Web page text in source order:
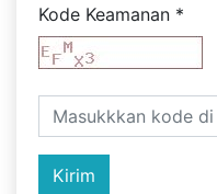
Kode Keamanan *